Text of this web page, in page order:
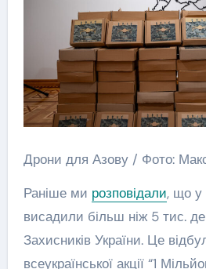
Дрони для Азову / Фото:
Раніше ми розповідали, що у
висадили більш ніж 5 тис.
Захисників України. Це
всеукраїнської акції “1